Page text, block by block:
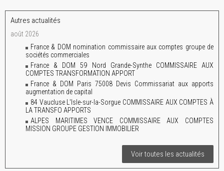
Autres actualités
août 2026
France & DOM nomination commissaire aux comptes groupe de
sociétés commerciales
France & DOM 59 Nord Grande-Synthe COMMISSAIRE AUX
COMPTES TRANSFORMATION APPORT
France & DOM Paris 75008 Devis Commissariat aux apports
augmentation de capital
84 Vaucluse L'Isle-sur-la-Sorgue COMMISSAIRE AUX COMPTES À
LA TRANSFO APPORTS
ALPES MARITIMES VENCE COMMISSAIRE AUX COMPTES
MISSION GROUPE GESTION IMMOBILIER
Voir toutes les actualités